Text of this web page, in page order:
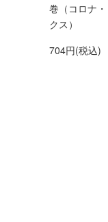
巻（コロナ
クス）
704円(税込)